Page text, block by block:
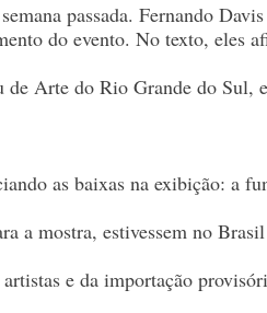
passada. Fernando
do evento. No texto, eles
Arte do Rio Grande do Sul,
as baixas na exibição: a
a mostra, estivessem no
e da importação